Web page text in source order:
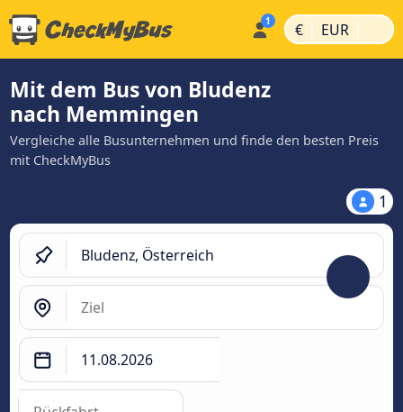
€ | EUR |
Mit dem Bus von Bludenz
nach Memmingen
Vergleiche alle Busunternehmen und finde den besten Preis
mit CheckMyBus
1